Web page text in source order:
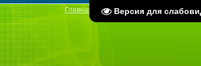
Версия для
Главная Регистрация| Вход